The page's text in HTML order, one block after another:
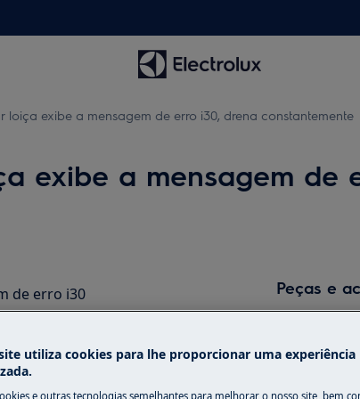
loiça exibe a mensagem de erro i30, drena constantemente
exibe a mensagem de
de erro i30
pisca 3 vezes
Peças e
Encontre
seu
os
utiliza cookies para lhe proporcionar uma experiência
e outras tecnologias semelhantes para melhorar o nosso site, bem